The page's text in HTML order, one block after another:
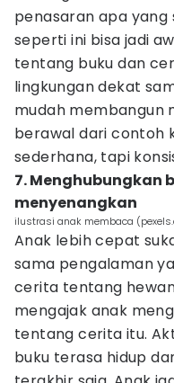
penasaran apa yang
seperti ini bisa jadi
tentang buku dan
lingkungan dekat
mudah membangun
berawal dari contoh
sederhana, tapi
7. Menghubungkan
menyenangkan
ilustrasi anak membaca
Anak lebih cepat
sama pengalaman
cerita tentang
mengajak anak
tentang cerita itu.
buku terasa hidup